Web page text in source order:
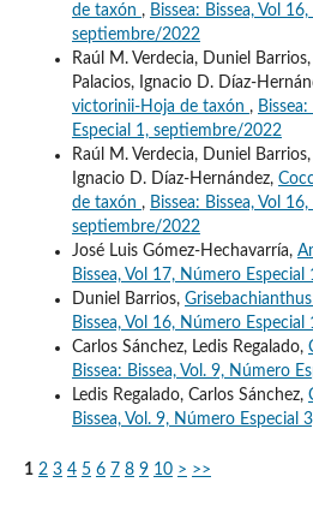
de taxón , Bissea: Bissea, Vol
septiembre/2022
Raúl M. Verdecia, Duniel
Palacios, Ignacio D. Díaz-
victorinii-Hoja de taxón ,
Especial 1, septiembre/2022
Raúl M. Verdecia, Duniel
Ignacio D. Díaz-Hernández,
de taxón , Bissea: Bissea, Vol
septiembre/2022
José Luis Gómez-Hechavarría,
Bissea, Vol 17, Número
Duniel Barrios,
Bissea, Vol 16, Número
Carlos Sánchez, Ledis Regalado,
Bissea: Bissea, Vol. 9, Número
Ledis Regalado, Carlos Sánchez,
Bissea, Vol. 9, Número Especial
1 2 3 4 5 6 7 8 9 10 > >>